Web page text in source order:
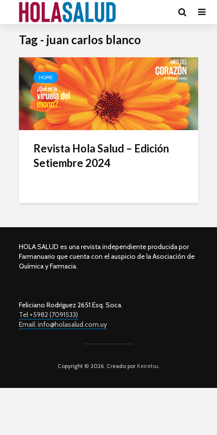
Tag - juan carlos blanco
HOME
Revista Hola Salud – Edición
Setiembre 2024
HOLA SALUD es una revista independiente producida por
Farmanuario que cuenta con el auspicio de la Asociación de
Química y Farmacia.
Feliciano Rodríguez 2651 Esq. Soca.
Tel +5982 (7091533)
Email: info@holasalud.com.uy
Copyright © 2026. Creado porKeiretsu.